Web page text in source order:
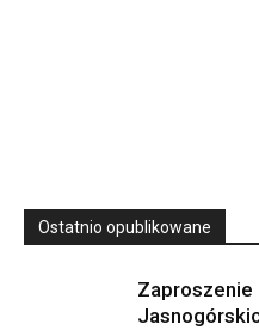
Ostatnio opublikowane
Zaproszenie